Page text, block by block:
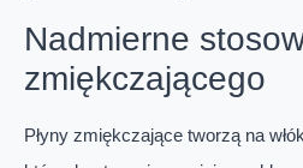
Nadmierne
zmiękczającego
Płyny zmiękczające tworzą na